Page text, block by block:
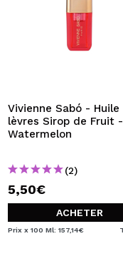
Vivienne Sabó - Huile
lèvres Sirop de Fruit
Watermelon
(2)
5,50€
ACHETER
Prix x 100 Ml: 157,14€